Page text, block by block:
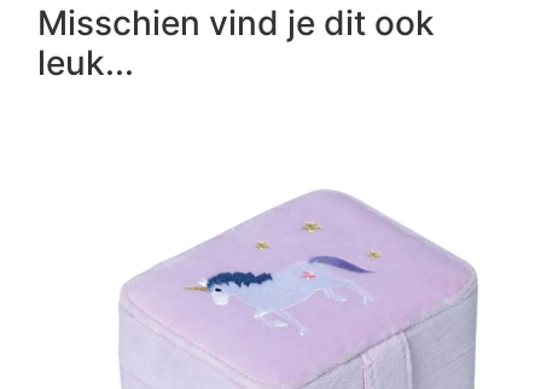
Misschien vind je dit ook
leuk...